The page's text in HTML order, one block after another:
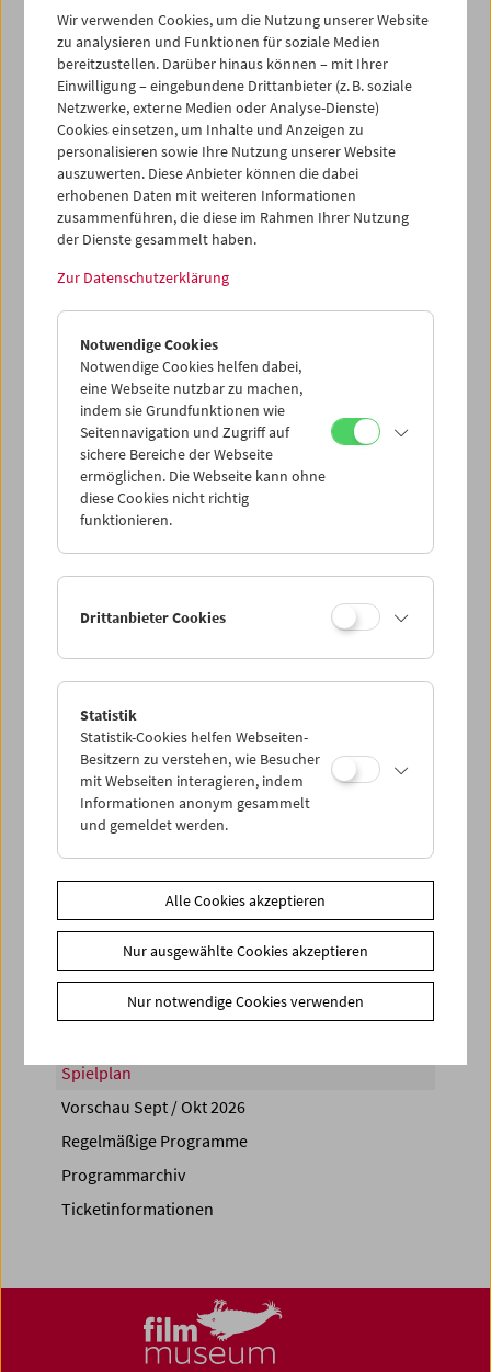
26
28 30
02
03
04 05 06 07 08
iCalender
Programmheft-PDF
English language or subtitles
< Vorherige Woche
Mo 5.9.
Di 6.9.
Mi 7.9.
Do 8.9.
Sa 10.9.
PROGRAMM ÜBERBLICK
Share on
Spielplan
Vorschau Sept / Okt 2026
Regelmäßige Programme
Programmarchiv
Ticketinformationen
Wir verwenden Cookies, um die Nutzung unserer Website
zu analysieren und Funktionen für soziale Medien
bereitzustellen. Darüber hinaus können – mit Ihrer
Einwilligung – eingebundene Drittanbieter (z. B. soziale
Netzwerke, externe Medien oder Analyse-Dienste)
Cookies einsetzen, um Inhalte und Anzeigen zu
personalisieren sowie Ihre Nutzung unserer Website
auszuwerten. Diese Anbieter können die dabei
erhobenen Daten mit weiteren Informationen
zusammenführen, die diese im Rahmen Ihrer Nutzung
der Dienste gesammelt haben.
Zur Datenschutzerklärung
Notwendige Cookies
Notwendige Cookies helfen dabei,
eine Webseite nutzbar zu machen,
indem sie Grundfunktionen wie
Seitennavigation und Zugriff auf
sichere Bereiche der Webseite
ermöglichen. Die Webseite kann ohne
diese Cookies nicht richtig
funktionieren.
Drittanbieter Cookies
Statistik
Statistik-Cookies helfen Webseiten-
Besitzern zu verstehen, wie Besucher
mit Webseiten interagieren, indem
Informationen anonym gesammelt
und gemeldet werden.
Alle Cookies akzeptieren
Nur ausgewählte Cookies akzeptieren
Nur notwendige Cookies verwenden